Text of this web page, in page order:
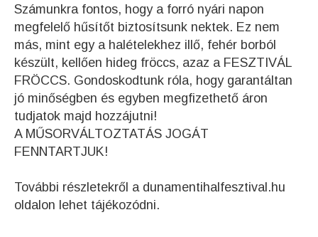
Számunkra fontos, hogy a forró nyári napon
megfelelő hűsítőt biztosítsunk nektek. Ez nem
más, mint egy a halételekhez illő, fehér borból
készült, kellően hideg fröccs, azaz a FESZTIVÁL
FRÖCCS. Gondoskodtunk róla, hogy garantáltan
jó minőségben és egyben megfizethető áron
tudjatok majd hozzájutni!
A MŰSORVÁLTOZTATÁS JOGÁT
FENNTARTJUK!
További részletekről a dunamentihalfesztival.hu
oldalon lehet tájékozódni.